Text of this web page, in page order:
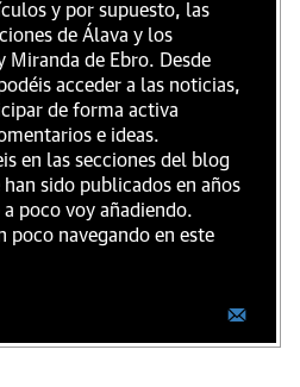
y por supuesto, las
de Álava y los
Miranda de Ebro. Desde
acceder a las noticias,
de forma activa
e ideas.
en las secciones del blog
sido publicados en años
poco voy añadiendo.
poco navegando en este